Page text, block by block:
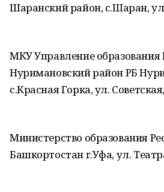
Шаранский район, с.Шаран,
МКУ Управление образования
Нуримановский район РБ
с.Красная Горка, ул.
Министерство образования
Башкортостан г.Уфа, ул.